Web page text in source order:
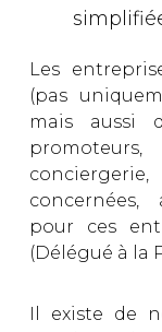
Les
(pas
mais aussi
pour ces
(Délégué à la
Il existe de